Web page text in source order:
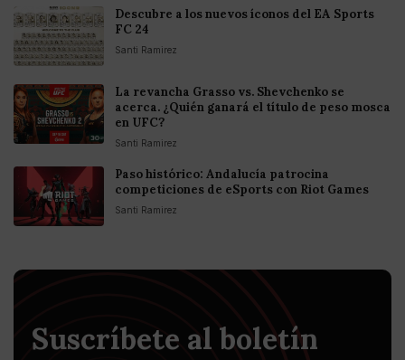
Descubre a los nuevos íconos del EA Sports
FC 24
Santi Ramirez
La revancha Grasso vs. Shevchenko se
acerca. ¿Quién ganará el título de peso mosca
en UFC?
Santi Ramirez
Paso histórico: Andalucía patrocina
competiciones de eSports con Riot Games
Santi Ramirez
Suscríbete al boletín